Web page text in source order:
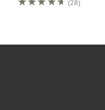
(28)